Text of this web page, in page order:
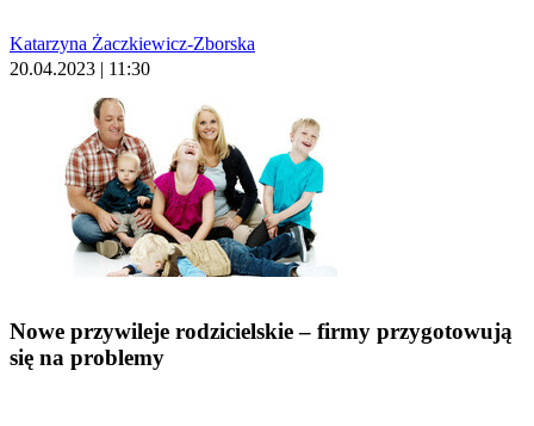
Katarzyna Żaczkiewicz-Zborska
20.04.2023 | 11:30
Nowe przywileje rodzicielskie – firmy przygotowują
się na problemy